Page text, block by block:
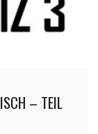
– TEIL